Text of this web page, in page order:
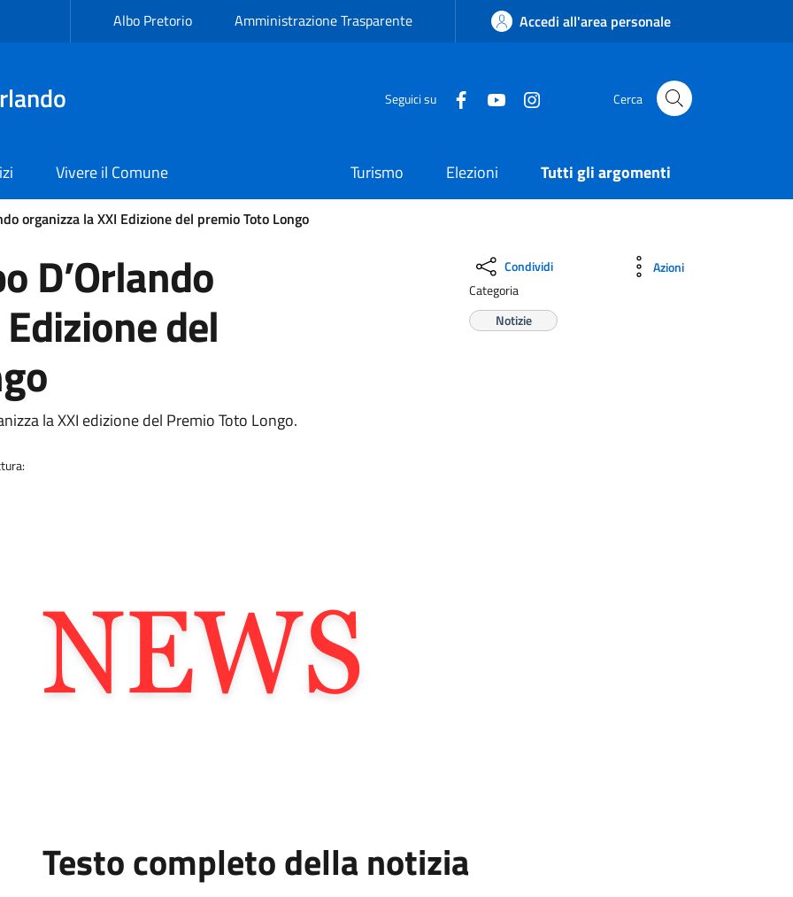
Albo Pretorio Amministrazione Trasparente Accedi all'area personale
Seguici su Cerca
Vivere il Comune Turismo Elezioni Tutti gli argomenti
organizza la XXI Edizione del premio Toto Longo
D’Orlando
del
la XXI edizione del Premio Toto Longo.
Categoria
Notizie
Condividi Azioni
Testo completo della notizia